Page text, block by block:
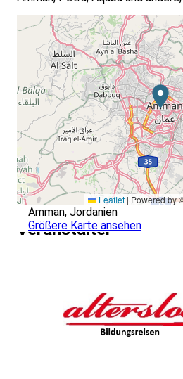
Leaflet | Powered by
Amman, Jordanien
Größere Karte ansehen
Veranstalter